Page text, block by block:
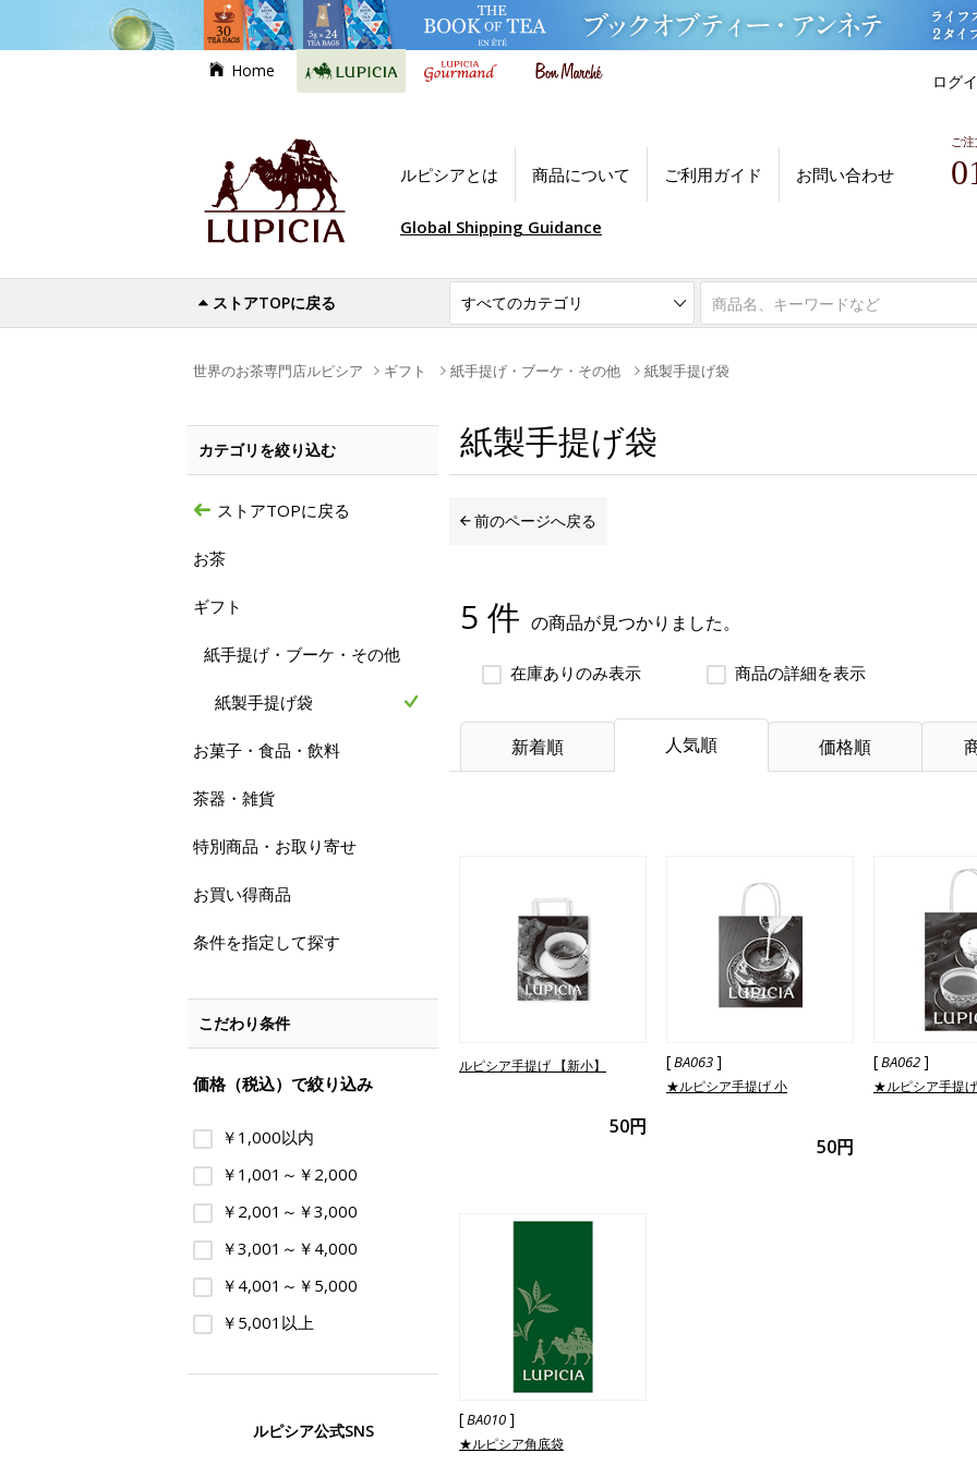
Home
ログ
ルピシアとは 商品について ご利用ガイド お問い合わせ
ご
Global Shipping Guidance
ストアTOPに戻る
世界のお茶専門店ルピシア ギフト 紙手提げ・ブーケ・その他 紙製手提げ袋
紙製手提げ袋
前のページへ戻る
5 件 の商品が見つかりました。
在庫ありのみ表示 商品の詳細を表示
新着順 人気順 価格順
ルピシア手提げ 【新小】
50円
[BA063]
★ルピシア手提げ 小
50円
[BA062]
★ルピシア手提
[BA010]
★ルピシア角底袋
カテゴリを絞り込む
ストアTOPに戻る
お茶
ギフト
紙手提げ・ブーケ・その他
紙製手提げ袋
お菓子・食品・飲料
茶器・雑貨
特別商品・お取り寄せ
お買い得商品
条件を指定して探す
こだわり条件
価格（税込）で絞り込み
￥1,000以内
￥1,001～￥2,000
￥2,001～￥3,000
￥3,001～￥4,000
￥4,001～￥5,000
￥5,001以上
ルピシア公式SNS